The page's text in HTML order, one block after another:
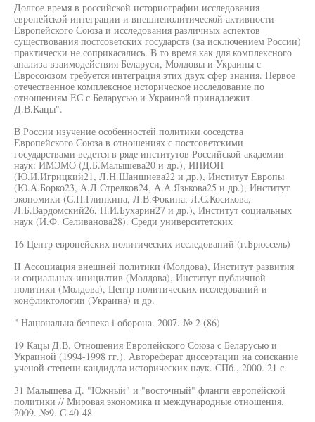
Долгое время в российской историографии исследования
европейской интеграции и внешнеполитической активности
Европейского Союза и исследования различных аспектов
существования постсоветских государств (за исключением России)
практически не соприкасались. В то время как для комплексного
анализа взаимодействия Беларуси, Молдовы и Украины с
Евросоюзом требуется интеграция этих двух сфер знания. Первое
отечественное комплексное историческое исследование по
отношениям ЕС с Беларусью и Украиной принадлежит
Д.В.Кацы".
В России изучение особенностей политики соседства
Европейского Союза в отношениях с постсоветскими
государствами ведется в ряде институтов Российской академии
наук: ИМЭМО (Д.Б.Малышева20 и др.), ИНИОН
(Ю.И.Игрицкий21, Л.Н.Шаншиева22 и др.), Институт Европы
(Ю.А.Борко23, А.Л.Стрелков24, А.А.Язькова25 и др.), Институт
экономики (С.П.Глинкина, Л.В.Фокина, Л.С.Косикова,
Л.Б.Вардомский26, Н.И.Бухарин27 и др.), Институт социальных
наук (И.Ф. Селиванова28). Среди университетских
16 Центр европейских политических исследований (г.Брюссель)
II Ассоциация внешней политики (Молдова), Институт развития
и социальных инициатив (Молдова), Институт публичной
политики (Молдова), Центр политических исследований и
конфликтологии (Украина) и др.
" Нацюнальна безпека i оборона. 2007. № 2 (86)
19 Кацы Д.В. Отношения Европейского Союза с Беларусью и
Украиной (1994-1998 гг.). Автореферат диссертации на соискание
ученой степени кандидата исторических наук. СПб., 2000. 21 с.
31 Малышева Д. "Южный" и "восточный" фланги европейской
политики // Мировая экономика и международные отношения.
2009. №9. С.40-48